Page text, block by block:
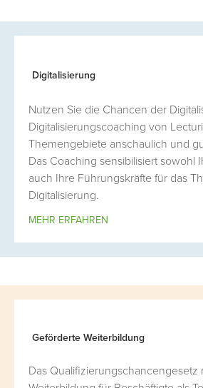
Digitalisierung
Nutzen Sie die Chancen der
Digitalisierungscoaching von
Themengebiete anschaulich und
Das Coaching sensibilisiert sowohl
auch Ihre Führungskräfte für das
Digitalisierung.
MEHR ERFAHREN
Geförderte Weiterbildung
Das